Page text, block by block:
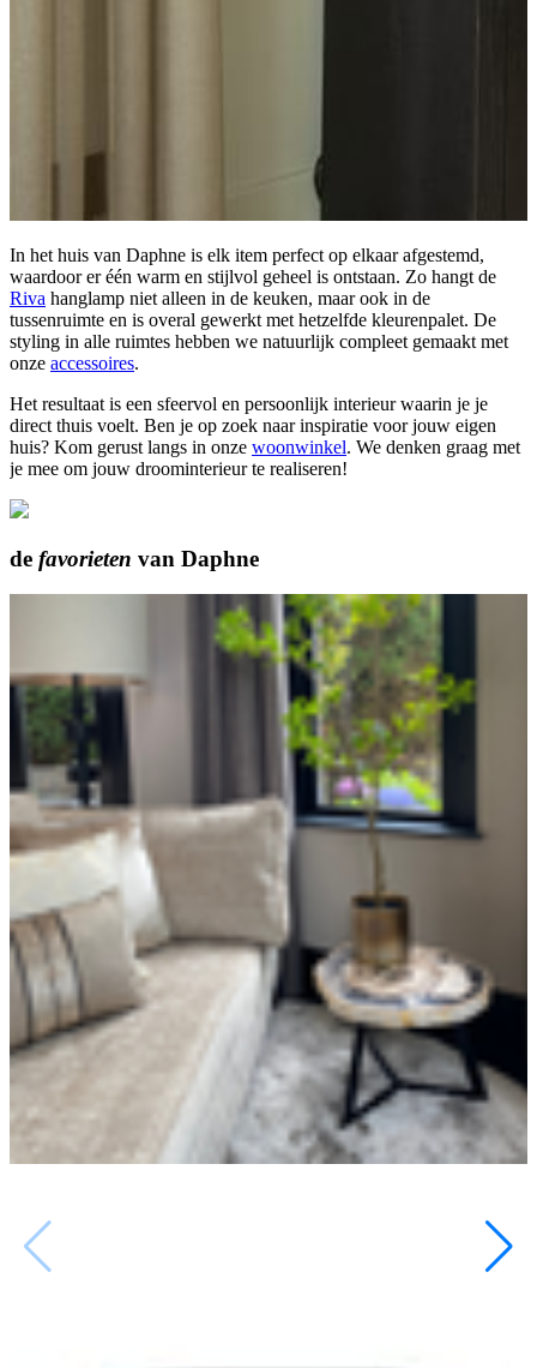
In het huis van Daphne is elk item perfect op elkaar afgestemd,
waardoor er één warm en stijlvol geheel is ontstaan. Zo hangt de
Riva hanglamp niet alleen in de keuken, maar ook in de
tussenruimte en is overal gewerkt met hetzelfde kleurenpalet. De
styling in alle ruimtes hebben we natuurlijk compleet gemaakt met
onze accessoires.
Het resultaat is een sfeervol en persoonlijk interieur waarin je je
direct thuis voelt. Ben je op zoek naar inspiratie voor jouw eigen
huis? Kom gerust langs in onze woonwinkel. We denken graag met
je mee om jouw droominterieur te realiseren!
de favorieten van Daphne